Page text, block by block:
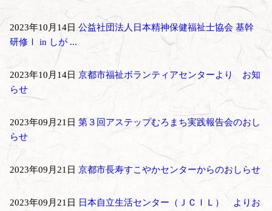
2023年10月14日公益社団法人日本精神保健福祉士協会 基幹
研修Ⅰ in しが ...
2023年10月14日 京都市福祉ボランティアセンターより お知
らせ
2023年09月21日 第３回アステップむろまち実践報告会のおし
らせ
2023年09月21日 京都市長寿すこやかセンターからのおしらせ
2023年09月21日
日本自立生活センター（ＪＣＩＬ） よりお